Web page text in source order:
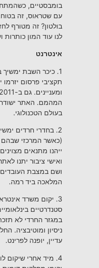
בומבסטיים,
עם שטראוס, זה
בולטון? זה מטורף
לנו עוד המון
אינטרנט
1. כיכר השבת
תקציבי פרסום יזרמו
המהמם. האתר
בעולם הטכנולוגי.
2. בחדרי חרדים
(כאשר המרכזי שבהם
ייהנו מתנאים
ואישי ציבור יתנו
ושם במצבת
המלאכה ביד רמה.
3. יקום משרד
סטנדרטיים
במגזר החרדי לא
ניסיון ומוטיבציה.
עדיין, יופנה לפרינט.
4. מיד אחרי שיקום